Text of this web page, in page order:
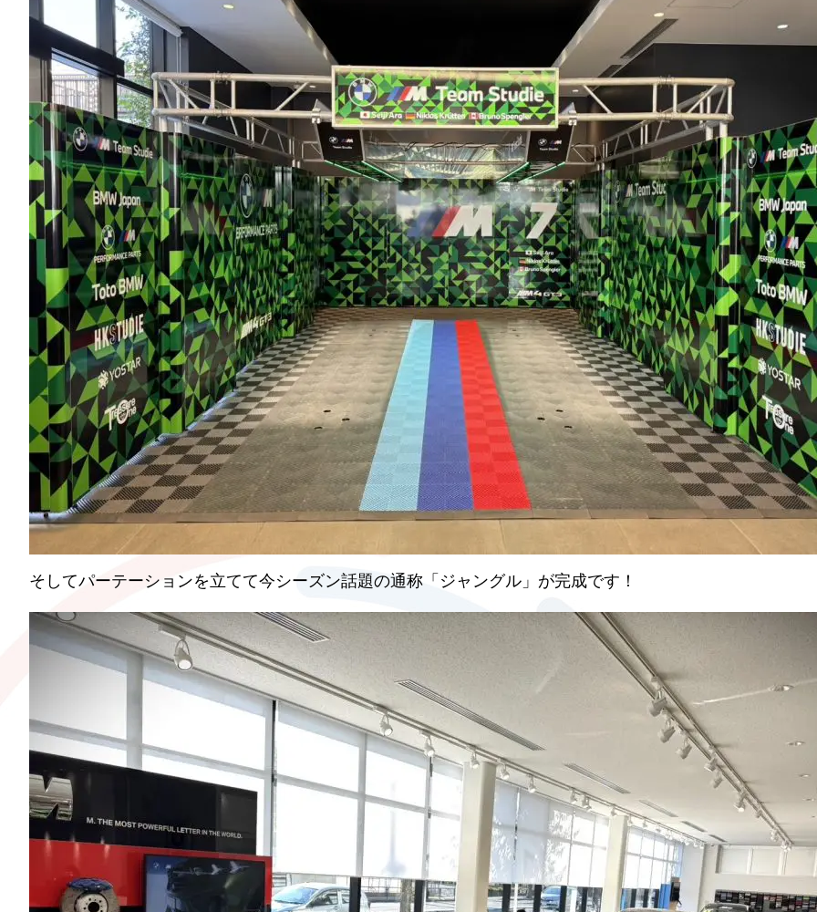
そしてパーテーションを立てて今シーズン話題の通称「ジャングル」が完成です！